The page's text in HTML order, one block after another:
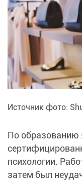
Источник фото:
По
психологии.
затем был